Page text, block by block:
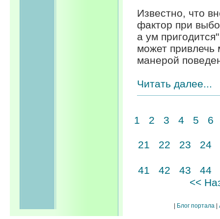
Известно, что
фактор при
а ум
может привлечь
манерой
Читать далее...
1 2 3 4 5 6
21 22 23 24
41 42 43 44
<<
Блог портала